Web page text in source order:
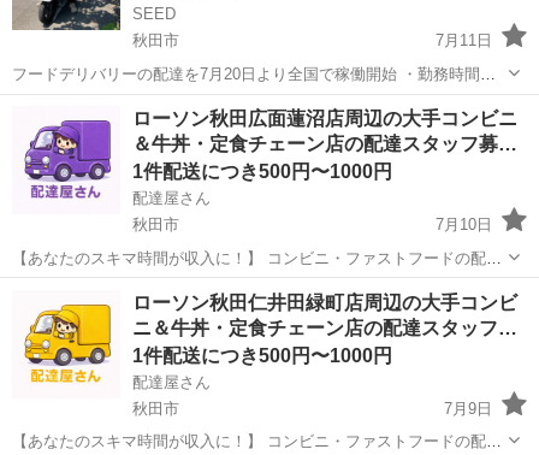
SEED
秋田市
7月11日
フードデリバリーの配達を7月20日より全国で稼働開始 ・勤務時間は
11時〜15時と17時~21時の計8時間 ・日給保証¥8000+11件目~24件目
は1件当たり650円、25件目からは1件当たり400円のインセンティブ ...
ドライバー 1件
ローソン秋田広面蓮沼店周辺の大手コンビニ
＆牛丼・定食チェーン店の配達スタッフ募…
1件配送につき500円〜1000円
配達屋さん
秋田市
7月10日
【あなたのスキマ時間が収入に！】 コンビニ・ファストフードの配達
バイト、始めませんか？ アプリで空いた時間にサクッと配達！ 配達す
るかどうかは、オファーを見てその場で自由に決められます♪
―――――――――― ...
スタッフ
ローソン秋田仁井田緑町店周辺の大手コンビ
ニ＆牛丼・定食チェーン店の配達スタッフ…
1件配送につき500円〜1000円
配達屋さん
秋田市
7月9日
【あなたのスキマ時間が収入に！】 コンビニ・ファストフードの配達